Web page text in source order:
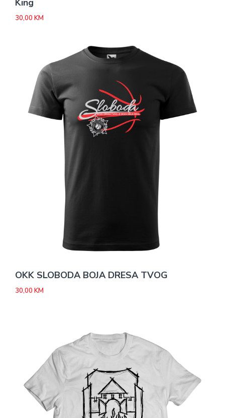
King
30,00 KM
OKK SLOBODA BOJA DRESA TVOG
30,00 KM